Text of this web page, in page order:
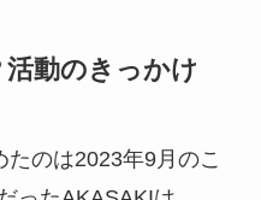
動のきっかけ
のは2023年9月のこ